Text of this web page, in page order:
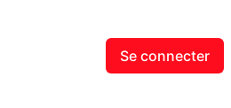
Se connecter